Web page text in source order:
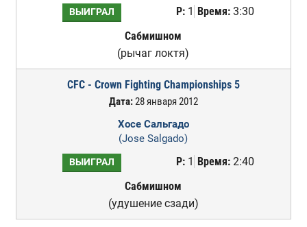
ВЫИГРАЛ Р:1 Время:3:30
Сабмишном
(рычаг локтя)
CFC - Crown Fighting Championships 5
Дата:28 января 2012
Хосе Сальгадо
(Jose Salgado)
ВЫИГРАЛ Р:1 Время:2:40
Сабмишном
(удушение сзади)